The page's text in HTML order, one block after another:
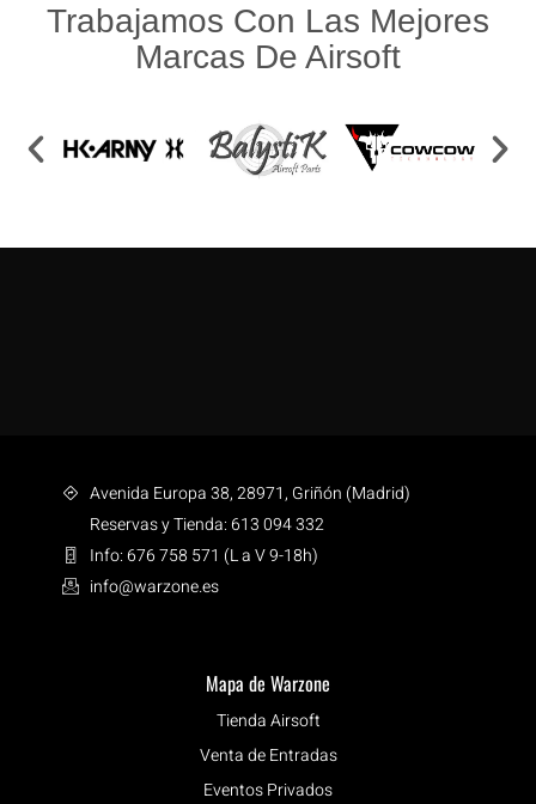
Trabajamos Con Las Mejores
Marcas De Airsoft
Avenida Europa 38, 28971, Griñón (Madrid)
Reservas y Tienda: 613 094 332
Info: 676 758 571 (L a V 9-18h)
info@warzone.es
Mapa de Warzone
Tienda Airsoft
Venta de Entradas
Eventos Privados